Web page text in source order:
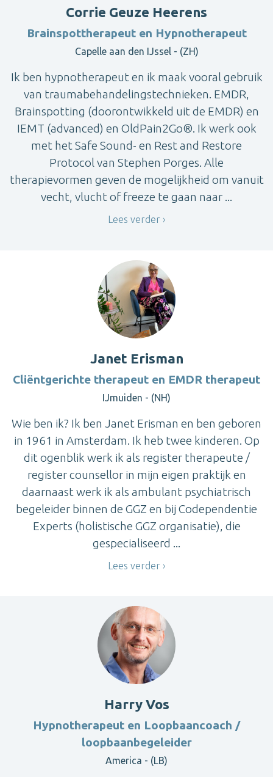
Corrie Geuze Heerens
Brainspottherapeut en Hypnotherapeut
Capelle aan den IJssel - (ZH)
Ik ben hypnotherapeut en ik maak vooral gebruik
van traumabehandelingstechnieken. EMDR,
Brainspotting (doorontwikkeld uit de EMDR) en
IEMT (advanced) en OldPain2Go®. Ik werk ook
met het Safe Sound- en Rest and Restore
Protocol van Stephen Porges. Alle
therapievormen geven de mogelijkheid om vanuit
vecht, vlucht of freeze te gaan naar ...
Lees verder
Janet Erisman
Cliëntgerichte therapeut en EMDR therapeut
IJmuiden - (NH)
Wie ben ik? Ik ben Janet Erisman en ben geboren
in 1961 in Amsterdam. Ik heb twee kinderen. Op
dit ogenblik werk ik als register therapeute /
register counsellor in mijn eigen praktijk en
daarnaast werk ik als ambulant psychiatrisch
begeleider binnen de GGZ en bij Codependentie
Experts (holistische GGZ organisatie), die
gespecialiseerd ...
Lees verder
Harry Vos
Hypnotherapeut en Loopbaancoach /
loopbaanbegeleider
America - (LB)